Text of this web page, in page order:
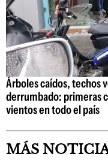
Árboles caídos, techos
derrumbado: primeras
vientos en todo el país
MÁS